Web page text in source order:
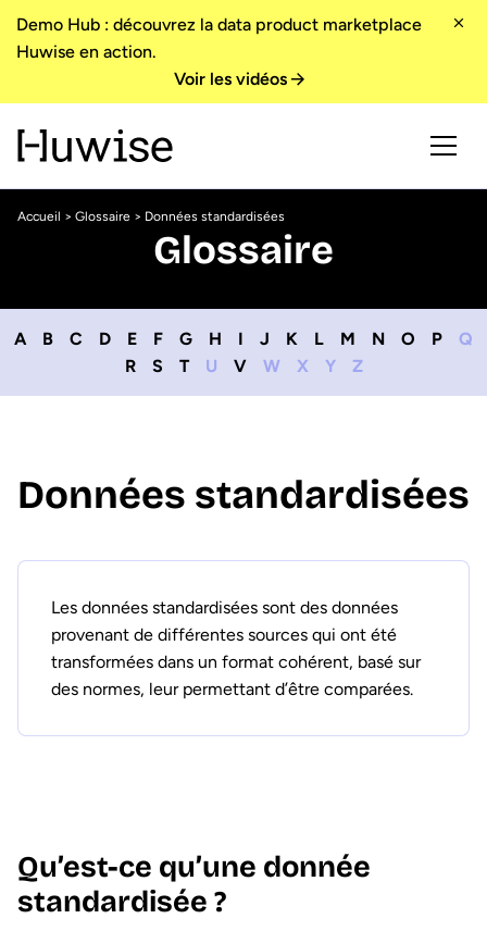
Demo Hub : découvrez la data product marketplace
Huwise en action.
Voir les vidéos
Accueil > Glossaire > Données standardisées
Glossaire
A B C D E F G H I J K L M N O P
Q
R
S T U V W X Y Z
Données standardisées
Les données standardisées sont des données
provenant de différentes sources qui ont été
transformées dans un format cohérent, basé sur
des normes, leur permettant d’être comparées.
Qu’est-ce qu’une donnée
standardisée ?